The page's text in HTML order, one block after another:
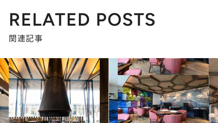
RELATED POSTS
関連記事